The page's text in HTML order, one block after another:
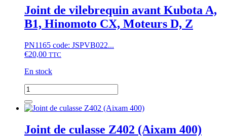
culbuteurs
Aixam
400,
moteur
Z402
Joint de vilebrequin avant Kubota A,
B1, Hinomoto CX, Moteurs D, Z
PN1165 code: JSPVB022...
€20,00 TTC
En stock
quantité
de
Joint
vilebrequin
avant
Joint de culasse Z402 (Aixam 400)